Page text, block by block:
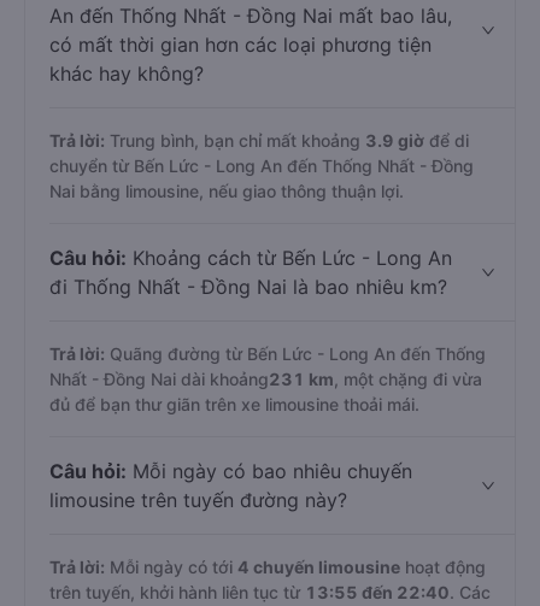
An đến Thống Nhất - Đồng Nai mất bao lâu,
có mất thời gian hơn các loại phương tiện
khác hay không?
Trả lời: Trung bình, bạn chỉ mất khoảng 3.9 giờ để di
chuyển từ Bến Lức - Long An đến Thống Nhất - Đồng
Nai bằng limousine, nếu giao thông thuận lợi.
Câu hỏi: Khoảng cách từ Bến Lức - Long An
đi Thống Nhất - Đồng Nai là bao nhiêu km?
Trả lời: Quãng đường từ Bến Lức - Long An đến Thống
Nhất - Đồng Nai dài khoảng231 km , một chặng đi vừa
đủ để bạn thư giãn trên xe limousine thoải mái.
Câu hỏi: Mỗi ngày có bao nhiêu chuyến
limousine trên tuyến đường này?
Trả lời: Mỗi ngày có tới 4 chuyến limousine hoạt động
trên tuyến, khởi hành liên tục từ 13:55 đến 22:40. Các